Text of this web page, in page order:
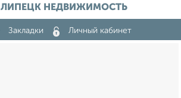
ЛИПЕЦК НЕДВИЖИМОСТЬ
Закладки Личный кабинет